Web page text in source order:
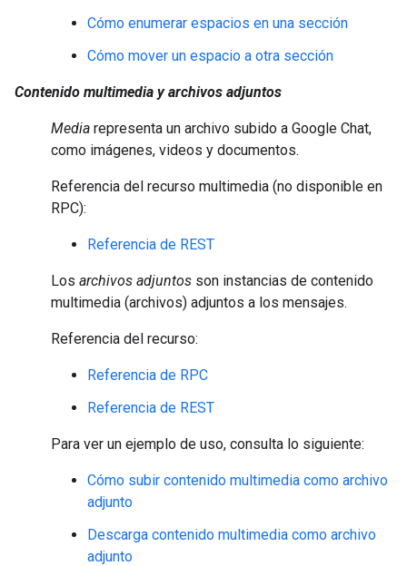
Cómo enumerar espacios en una sección
Cómo mover un espacio a otra sección
Contenido multimedia y archivos adjuntos
Media representa un archivo subido a Google Chat,
como imágenes, videos y documentos.
Referencia del recurso multimedia (no disponible en
RPC):
Referencia de REST
Los archivos adjuntos son instancias de contenido
multimedia (archivos) adjuntos a los mensajes.
Referencia del recurso:
Referencia de RPC
Referencia de REST
Para ver un ejemplo de uso, consulta lo siguiente:
Cómo subir contenido multimedia como archivo
adjunto
Descarga contenido multimedia como archivo
adjunto